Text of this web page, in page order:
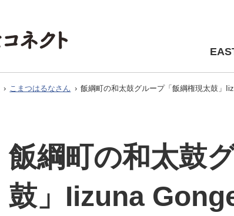
› こまつはるなさん › 飯綱町の和太鼓グループ「飯綱権現太鼓」
飯綱町の和太鼓
鼓」Iizuna